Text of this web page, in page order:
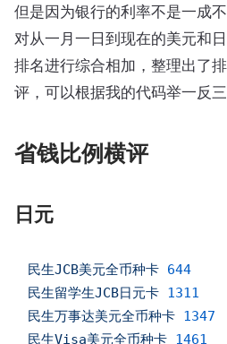
但是因为银行的利率不是一成
对从一月一日到现在的美元和
排名进行综合相加，整理出了
评，可以根据我的代码举一反三
省钱比例横评
日元
民生JCB美元全币种卡 644
民生留学生JCB日元卡 1311
民生万事达美元全币种卡 1347
民生Visa美元全币种卡 1461